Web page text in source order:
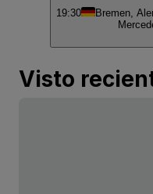
19:30 Bremen,
Visto